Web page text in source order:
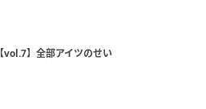
【vol.7】全部アイツのせい